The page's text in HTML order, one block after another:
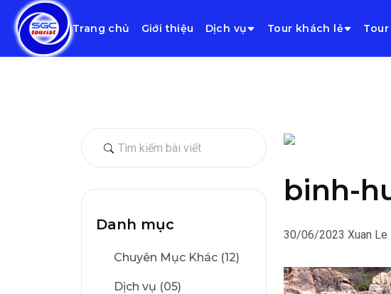
Trang chủ Giới thiệu Dịch vụ Tour khách lẻ
Danh mục
Chuyên Mục Khác (12)
Dịch vụ (05)
binh-
30/06/2023 Xuan Le